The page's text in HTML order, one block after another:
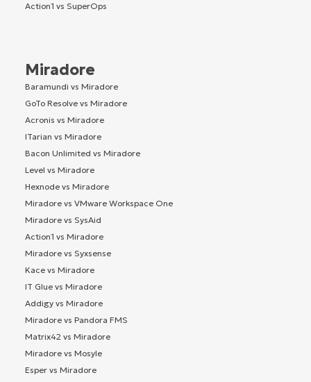
Action1 vs SuperOps
Miradore
Baramundi vs Miradore
GoTo Resolve vs Miradore
Acronis vs Miradore
ITarian vs Miradore
Bacon Unlimited vs Miradore
Level vs Miradore
Hexnode vs Miradore
Miradore vs VMware Workspace One
Miradore vs SysAid
Action1 vs Miradore
Miradore vs Syxsense
Kace vs Miradore
IT Glue vs Miradore
Addigy vs Miradore
Miradore vs Pandora FMS
Matrix42 vs Miradore
Miradore vs Mosyle
Esper vs Miradore